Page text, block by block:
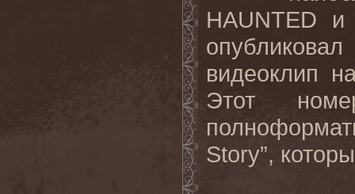
HAUNTED
и
видеоклип
Этот
Story”,